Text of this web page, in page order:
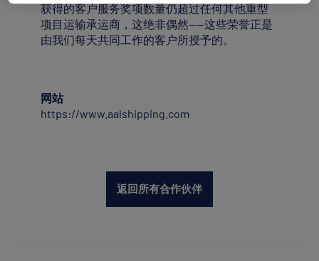
获得的客户服务奖项数量仍超过任何其他重型
项目运输承运商，这绝非偶然——这些荣誉正是
由我们每天共同工作的客户所授予的。
网站
https://www.aalshipping.com
返回所有合作伙伴